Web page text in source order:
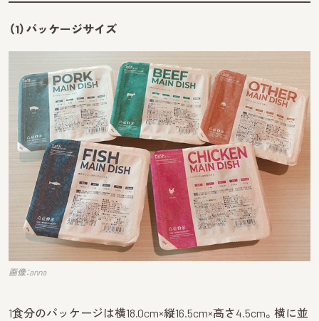
（1）パッケージサイズ
画像：anna
1食分のパッケージは横18.0cm×縦16.5cm×高さ4.5cm。横に並